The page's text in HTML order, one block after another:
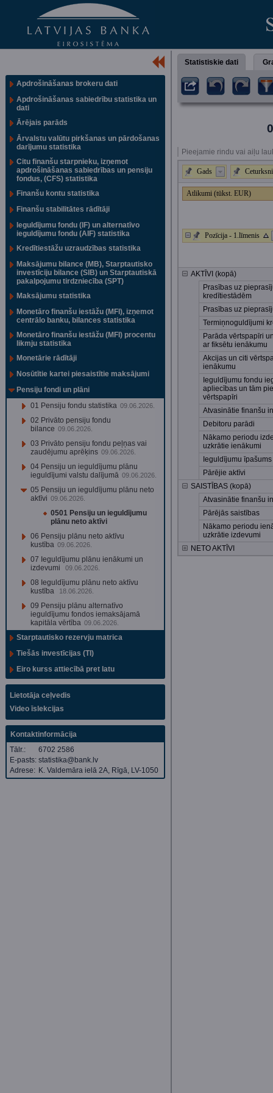
Apdrošināšanas brokeru dati
Apdrošināšanas sabiedrību statistika un
dati
Ārējais parāds
Ārvalstu valūtu pirkšanas un pārdošanas
darījumu statistika
Citu finanšu starpnieku, izņemot
apdrošināšanas sabiedrības un pensiju
fondus, (CFS) statistika
Finanšu kontu statistika
Finanšu stabilitātes rādītāji
Ieguldījumu fondu (IF) un alternatīvo
ieguldījumu fondu (AIF) statistika
Kredītiestāžu uzraudzības statistika
Maksājumu bilance (MB), Starptautisko
investīciju bilance (SIB) un Starptautiskā
pakalpojumu tirdzniecība (SPT)
Maksājumu statistika
Monetāro finanšu iestāžu (MFI), izņemot
centrālo banku, bilances statistika
Monetāro finanšu iestāžu (MFI) procentu
likmju statistika
Monetārie rādītāji
Nosūtītie kartei piesaistītie maksājumi
Pensiju fondi un plāni
01 Pensiju fondu statistika 09.06.2026.
02 Privāto pensiju fondu
bilance 09.06.2026.
03 Privāto pensiju fondu peļņas vai
zaudējumu aprēķins 09.06.2026.
04 Pensiju un ieguldījumu plānu
ieguldījumi valstu dalījumā 09.06.2026.
05 Pensiju un ieguldījumu plānu neto
aktīvi 09.06.2026.
0501 Pensiju un ieguldījumu
plānu neto aktīvi
06 Pensiju plānu neto aktīvu
kustība 09.06.2026.
07 Ieguldījumu plānu ienākumi un
izdevumi
09.06.2026.
08 Ieguldījumu plānu neto aktīvu
kustība
18.06.2026.
09 Pensiju plānu alternatīvo
ieguldījumu fondos iemaksājamā
kapitāla vērtība 09.06.2026.
Starptautisko rezervju matrica
Tiešās investīcijas (TI)
Eiro kurss attiecībā pret latu
Lietotāja ceļvedis
Video īslekcijas
Kontaktinformācija
Tālr.:
6702 2586
E-pasts: statistika@bank.lv
Adrese: K. Valdemāra ielā 2A, Rīgā, LV-1050
Statistiskie dati
Pieejamie rindu vai aiļu
Gads
Atlikumi (tūkst. EUR)
Pozīcija - 1.līmenis
AKTĪVI (kopā)
Prasības uz
kredītiestādēm
Prasības uz
Termiņnoguldījumi
Parāda vērtspapīri
ar fiksētu ienākumu
Akcijas un citi
ienākumu
Ieguldījumu fondu
apliecības un tām
vērtspapīri
Atvasinātie finanšu
Debitoru parādi
Nākamo periodu
uzkrātie ienākumi
Ieguldījumu īpašums
Pārējie aktīvi
SAISTĪBAS (kopā)
Atvasinātie finanšu
Pārējās saistības
Nākamo periodu
uzkrātie izdevumi
NETO AKTĪVI